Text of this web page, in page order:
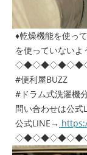
♦︎乾燥機能を使っ
を使っていないよ
#便利屋BUZZ
#ドラム式洗濯機
問い合わせは公式
公式LINE→